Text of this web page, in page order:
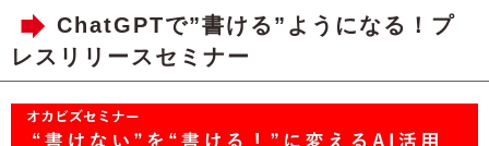
ChatGPTで”書ける”ようになる！プ
レスリリースセミナー